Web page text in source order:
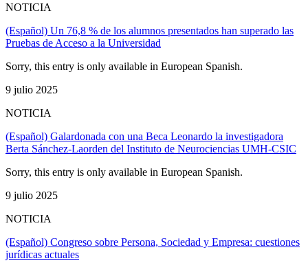
NOTICIA
(Español) Un 76,8 % de los alumnos presentados han superado las
Pruebas de Acceso a la Universidad
Sorry, this entry is only available in European Spanish.
9 julio 2025
NOTICIA
(Español) Galardonada con una Beca Leonardo la investigadora
Berta Sánchez-Laorden del Instituto de Neurociencias UMH-CSIC
Sorry, this entry is only available in European Spanish.
9 julio 2025
NOTICIA
(Español) Congreso sobre Persona, Sociedad y Empresa: cuestiones
jurídicas actuales